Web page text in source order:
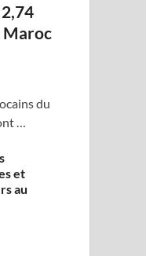
Maroc
du
…
et
au